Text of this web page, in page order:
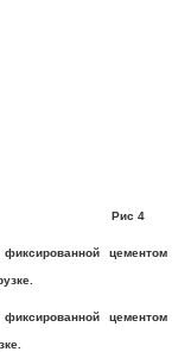
4
цементом
цементом